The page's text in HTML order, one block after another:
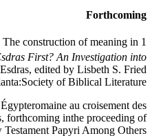
Forthcoming
construction of meaning in 1
First? An Investigation into
Esdras, edited by Lisbeth S. Fried
of Biblical Literature.
au croisement des
forthcoming inthe proceeding of
Papyri Among Others